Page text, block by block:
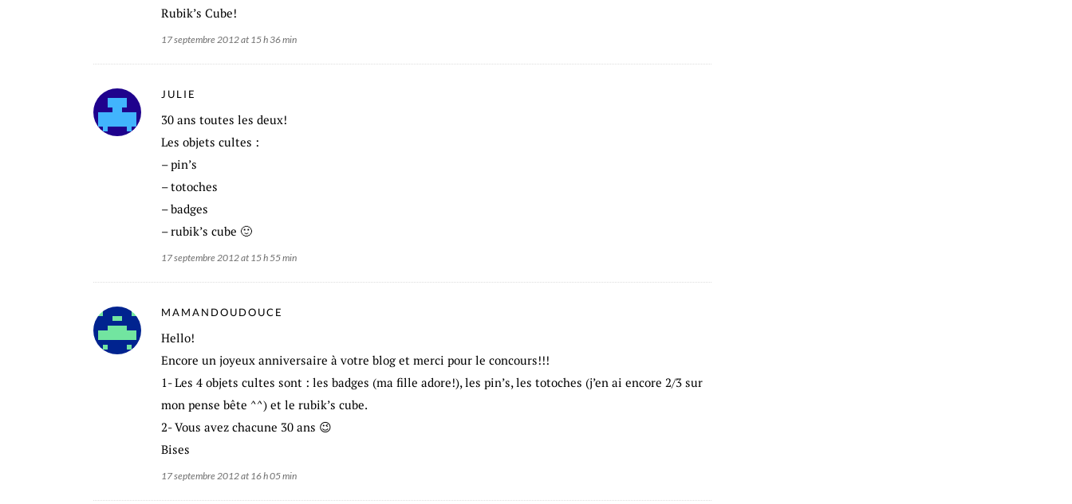
Rubik’s Cube!
17 septembre 2012 at 15 h 36 min
JULIE
30 ans toutes les deux!
Les objets cultes :
– pin’s
– totoches
– badges
– rubik’s cube 🙂
17 septembre 2012 at 15 h 55 min
MAMANDOUDOUCE
Hello!
Encore un joyeux anniversaire à votre blog et merci pour le concours!!!
1- Les 4 objets cultes sont : les badges (ma fille adore!), les pin’s, les totoches (j’en ai encore 2/3 sur
mon pense bête ^^) et le rubik’s cube.
2- Vous avez chacune 30 ans 😉
Bises
17 septembre 2012 at 16 h 05 min